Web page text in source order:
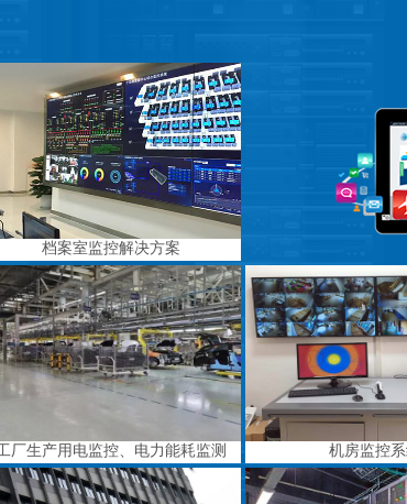
档案室监控解决方案
厂生产用电监控、电力能耗监测 机房监控